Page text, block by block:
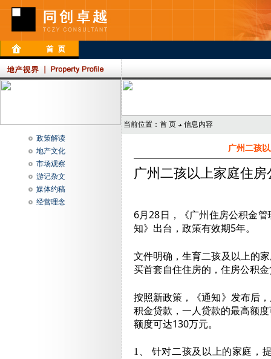
政策解读
地产文化
市场观察
游记杂文
媒体约稿
经营理念
当前位置： 首 页 信息内容
广州二孩
广州二孩以上家庭住
6月28日，《广州住房公积金
知》出台，政策有效期5年。
文件明确，生育二孩及以上的
买首套自住住房的，住房公积
按照新政策，《通知》发布后
积金贷款，一人贷款的最高额
额度可达130万元。
1、 针对二孩及以上的家庭，